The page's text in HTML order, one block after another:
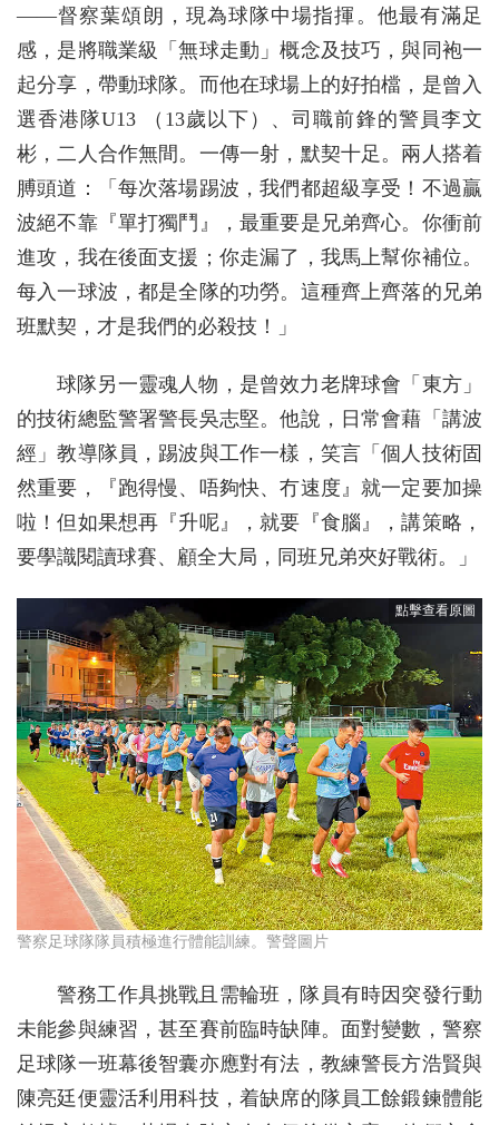
——督察葉頌朗，現為球隊中場指揮。他最有滿足
感，是將職業級「無球走動」概念及技巧，與同袍一
起分享，帶動球隊。而他在球場上的好拍檔，是曾入
選香港隊U13 （13歲以下）、司職前鋒的警員李文
彬，二人合作無間。一傳一射，默契十足。兩人搭着
膊頭道：「每次落場踢波，我們都超級享受！不過贏
波絕不靠『單打獨鬥』，最重要是兄弟齊心。你衝前
進攻，我在後面支援；你走漏了，我馬上幫你補位。
每入一球波，都是全隊的功勞。這種齊上齊落的兄弟
班默契，才是我們的必殺技！」
球隊另一靈魂人物，是曾效力老牌球會「東方」
的技術總監警署警長吳志堅。他說，日常會藉「講波
經」教導隊員，踢波與工作一樣，笑言「個人技術固
然重要，『跑得慢、唔夠快、冇速度』就一定要加操
啦！但如果想再『升呢』，就要『食腦』，講策略，
要學識閱讀球賽、顧全大局，同班兄弟夾好戰術。」
警察足球隊隊員積極進行體能訓練。警聲圖片
警務工作具挑戰且需輪班，隊員有時因突發行動
未能參與練習，甚至賽前臨時缺陣。面對變數，警察
足球隊一班幕後智囊亦應對有法，教練警長方浩賢與
陳亮廷便靈活利用科技，着缺席的隊員工餘鍛鍊體能